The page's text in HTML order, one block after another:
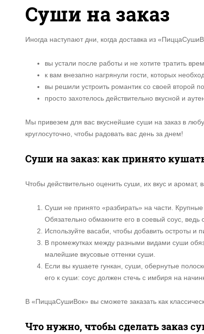
Суши на заказ
Иногда наступают дни, когда доставка из
вы устали после работы и не хотите тратить
к вам внезапно нагрянули гости, которых
вы решили устроить романтик со своей второй
просто захотелось действительно вкусной и
Мы привезем для вас вкуснейшие суши на заказ в
круглосуточно, чтобы радовать вас день за днем!
Суши на заказ: как принято
Чтобы действительно оценить суши, их вкус и
Суши не принято «разбирать» на части.
Обязательно обмакните его в соевый соус,
Используйте васаби, чтобы добавить остроты и
В промежутках между разными видами суши
малейшие вкусовые оттенки суши.
Если вы кушаете гункан, суши, обернутые
его к суши: соус должен стечь с имбиря на
В «ПиццаСушиВок» вы сможете заказать как
Что нужно, чтобы сделать заказ